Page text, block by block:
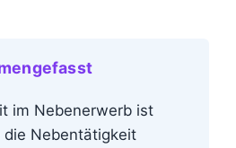
im Nebenerwerb ist
die Nebentätigkeit